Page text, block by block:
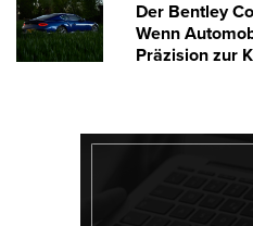
Der Bentley
Wenn
Präzision zur